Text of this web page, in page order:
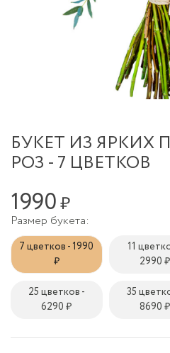
БУКЕТ ИЗ
РОЗ - 7 ЦВЕТКОВ
1990₽
Размер букета:
7 цветков - 1990
₽
11
2990 ₽
25 цветков -
6290 ₽
35
8690 ₽